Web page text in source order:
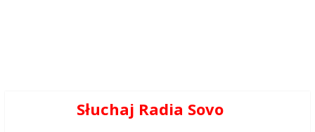
Słuchaj Radia Sovo